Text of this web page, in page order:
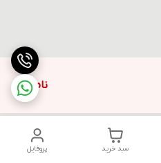
ناموجود
پروفایل سبد خرید